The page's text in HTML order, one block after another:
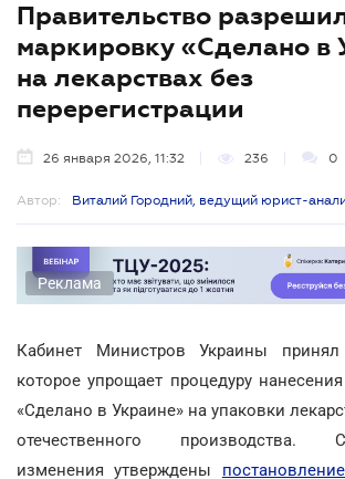
Правительство
маркировку «Сделано в
на лекарствах без
перерегистрации
26 января 2026, 11:32 236 0
Автор: Виталий Городний, ведущий юрист-
Реклама
Кабинет Министров Украины принял
которое упрощает процедуру
«Сделано в Украине» на упаковки
отечественного производства.
изменения утверждены